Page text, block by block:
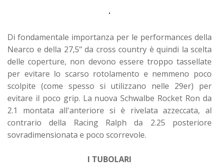
Di fondamentale importanza per le performances della
Nearco e della 27,5" da cross country è quindi la scelta
delle coperture, non devono essere troppo tassellate
per evitare lo scarso rotolamento e nemmeno poco
scolpite (come spesso si utilizzano nelle 29er) per
evitare il poco grip. La nuova Schwalbe Rocket Ron da
2.1 montata all'anteriore si è rivelata azzeccata, al
contrario della Racing Ralph da 2.25 posteriore
sovradimensionata e poco scorrevole.
I TUBOLARI